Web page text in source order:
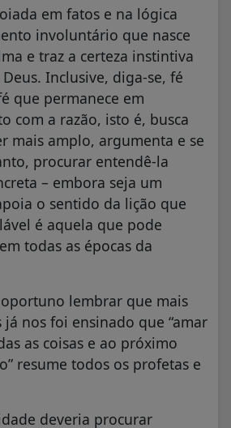
em fatos e na lógica
involuntário que nasce
e traz a certeza instintiva
Inclusive, diga-se, fé
que permanece em
com a razão, isto é, busca
mais amplo, argumenta e se
procurar entendê-la
– embora seja um
o sentido da lição que
é aquela que pode
todas as épocas da
lembrar que mais
nos foi ensinado que “amar
as coisas e ao próximo
resume todos os profetas e
deveria procurar